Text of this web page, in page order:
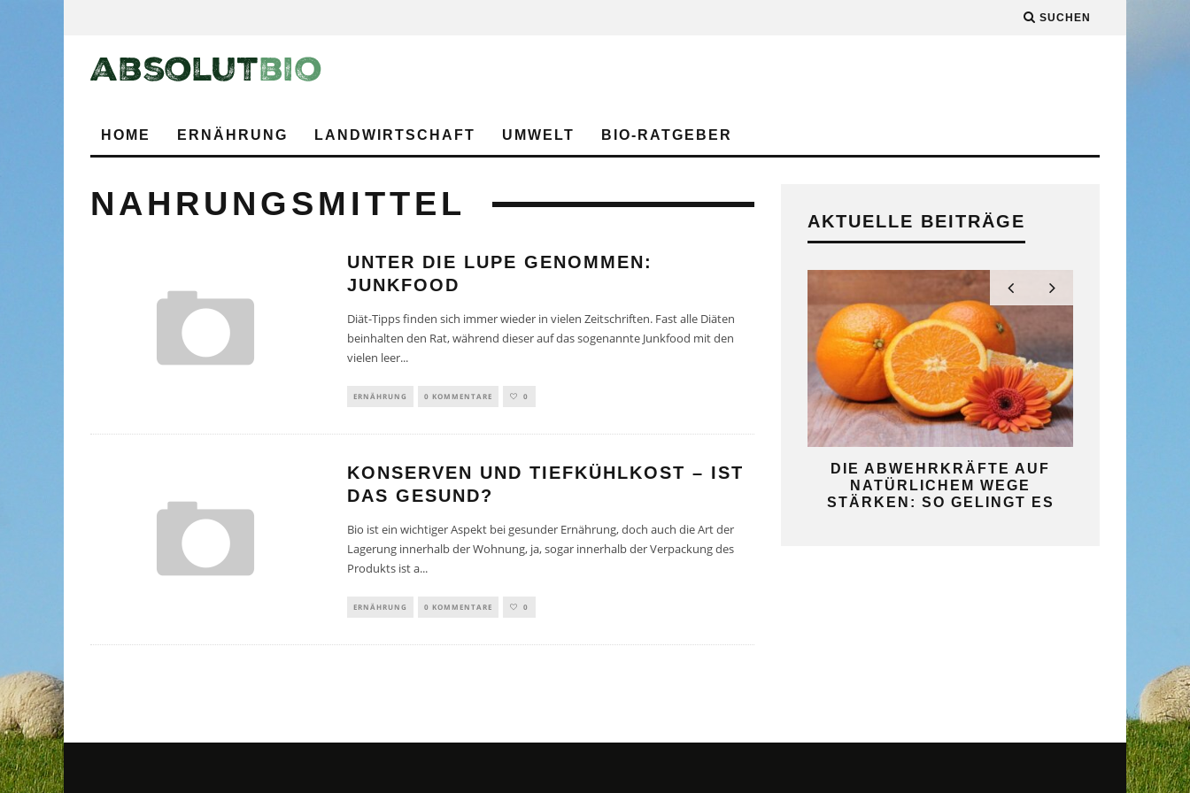
SUCHEN
HOME ERNÄHRUNG LANDWIRTSCHAFT UMWELT BIO-RATGEBER
NAHRUNGSMITTEL
UNTER DIE LUPE GENOMMEN:
JUNKFOOD
Diät-Tipps finden sich immer wieder in vielen Zeitschriften. Fast alle Diäten
beinhalten den Rat, während dieser auf das sogenannte Junkfood mit den
vielen leer...
ERNÄHRUNG 0 KOMMENTARE 0
KONSERVEN UND TIEFKÜHLKOST – IST
DAS GESUND?
Bio ist ein wichtiger Aspekt bei gesunder Ernährung, doch auch die Art der
Lagerung innerhalb der Wohnung, ja, sogar innerhalb der Verpackung des
Produkts ist a...
ERNÄHRUNG 0 KOMMENTARE 0
AKTUELLE BEITRÄGE
SAUNAGÄNGE SENKEN RISIKO
DIE ABWEHRKRÄFTE AUF
NATÜRLICHEM WEGE
STÄRKEN: SO GELINGT ES